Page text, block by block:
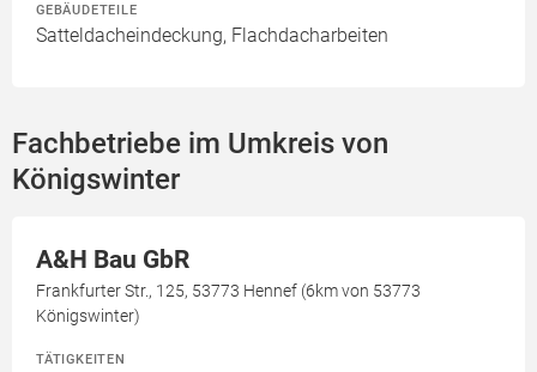
GEBÄUDETEILE
Satteldacheindeckung, Flachdacharbeiten
Fachbetriebe im Umkreis von
Königswinter
A&H Bau GbR
Frankfurter Str., 125, 53773 Hennef (6km von 53773
Königswinter)
TÄTIGKEITEN